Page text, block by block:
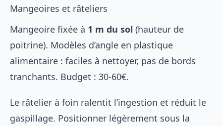
Mangeoires et râteliers
Mangeoire fixée à 1 m du sol (hauteur de
poitrine). Modèles d’angle en plastique
alimentaire : faciles à nettoyer, pas de bords
tranchants. Budget : 30-60€.
Le râtelier à foin ralentit l’ingestion et réduit le
gaspillage. Positionner légèrement sous la